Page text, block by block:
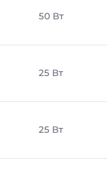
50 Вт
25 Вт
25 Вт